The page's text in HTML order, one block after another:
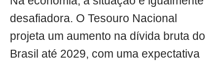
desafiadora. O Tesouro Nacional
projeta um aumento na dívida bruta do
Brasil até 2029, com uma expectativa